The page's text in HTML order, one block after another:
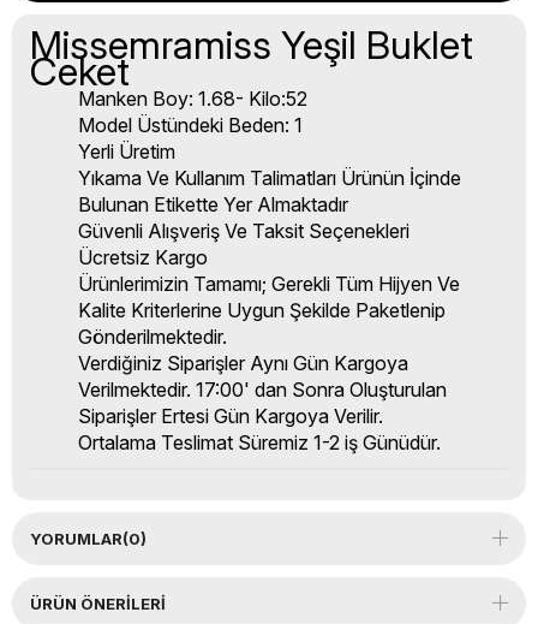
Missemramiss Yeşil Buklet
Ceket
Manken Boy: 1.68- Kilo:52
Model Üstündeki Beden: 1
Yerli Üretim
Yıkama Ve Kullanım Talimatları Ürünün İçinde
Bulunan Etikette Yer Almaktadır
Güvenli Alışveriş Ve Taksit Seçenekleri
Ücretsiz Kargo
Ürünlerimizin Tamamı; Gerekli Tüm Hijyen Ve
Kalite Kriterlerine Uygun Şekilde Paketlenip
Gönderilmektedir.
Verdiğiniz Siparişler Aynı Gün Kargoya
Verilmektedir. 17:00' dan Sonra Oluşturulan
Siparişler Ertesi Gün Kargoya Verilir.
Ortalama Teslimat Süremiz 1-2 iş Günüdür.
YORUMLAR(0)
ÜRÜN ÖNERILERI